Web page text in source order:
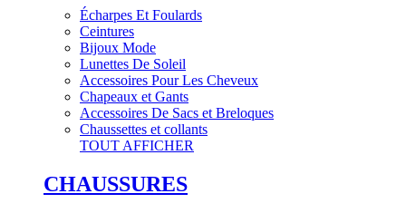
Écharpes Et Foulards
Ceintures
Bijoux Mode
Lunettes De Soleil
Accessoires Pour Les Cheveux
Chapeaux et Gants
Accessoires De Sacs et Breloques
Chaussettes et collants
TOUT AFFICHER
CHAUSSURES